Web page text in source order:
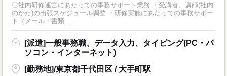
〇社内研修運営にあたっての事務サポート業務 ・受講者、講師(社内
のかた)の出張スケジュール調整 ・研修実施にあたっての事務サポー
ト（メール・書類...
[派遣]一般事務職、データ入力、タイピング(PC・パ
ソコン・インターネット)
[勤務地]/東京都千代田区 / 大手町駅